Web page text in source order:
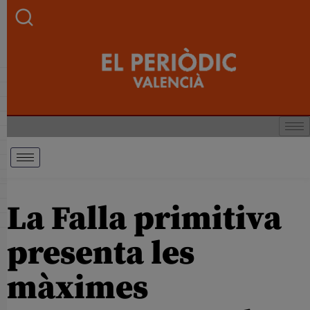
La Falla primitiva
presenta les
màximes